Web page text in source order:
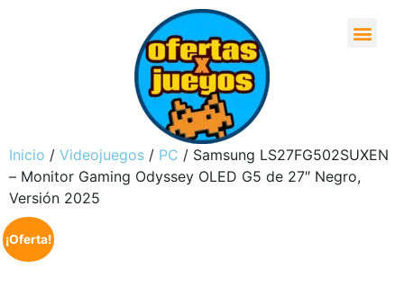
Inicio / Videojuegos / PC / Samsung LS27FG502SUXEN
– Monitor Gaming Odyssey OLED G5 de 27″ Negro,
Versión 2025
¡Oferta!